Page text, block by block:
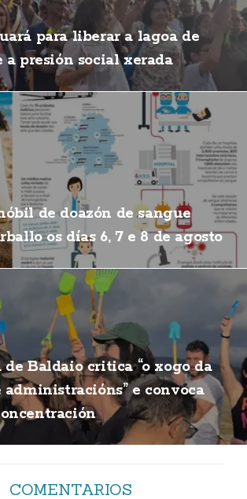
para liberar a lagoa de
presión social xerada
de doazón de sangue
os días 6, 7 e 8 de agosto
Baldaio critica “o xogo da
e convoca
COMENTARIOS